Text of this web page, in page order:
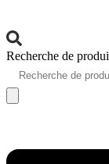
Recherche de